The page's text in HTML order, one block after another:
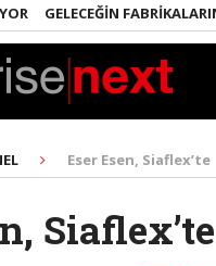
GELECEĞIN FABRIKALARINDA
Eser Esen, Siaflex’te
Siaflex’te